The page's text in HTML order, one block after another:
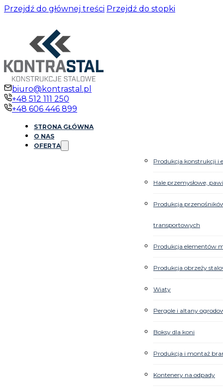
Przejdź do głównej treści Przejdź do stopki
biuro@kontrastal.pl
+48 512 111 250
+48 606 446 899
STRONA GŁÓWNA
O NAS
OFERTA
Produkcja konstrukcji i
Hale przemysłowe,
Produkcja
transportowych
Produkcja elementów
Produkcja obrzeży
Wiaty
Pergole i altany
Boksy dla koni
Produkcja i montaż
Kontenery na odpady